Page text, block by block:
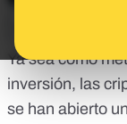
Ya sea como
inversión, las
se han abierto